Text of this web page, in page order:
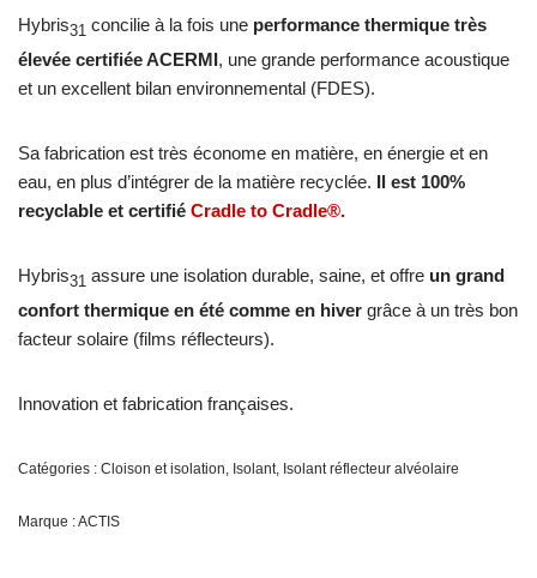
Hybris31 concilie à la fois une performance thermique très
élevée certifiée ACERMI, une grande performance acoustique
et un excellent bilan environnemental (FDES).
Sa fabrication est très économe en matière, en énergie et en
eau, en plus d’intégrer de la matière recyclée. Il est 100%
recyclable et certifié Cradle to Cradle®.
Hybris31 assure une isolation durable, saine, et offre un grand
confort thermique en été comme en hiver grâce à un très bon
facteur solaire (films réflecteurs).
Innovation et fabrication françaises.
Catégories : Cloison et isolation, Isolant, Isolant réflecteur alvéolaire
Marque :ACTIS